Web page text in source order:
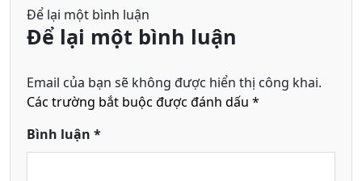
Để lại một bình luận
Để lại một bình luận
Email của bạn sẽ không được hiển thị công khai.
Các trường bắt buộc được đánh dấu *
Bình luận *